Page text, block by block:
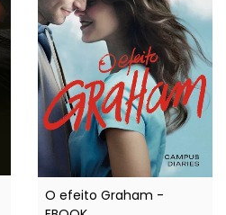
O efeito Graham -